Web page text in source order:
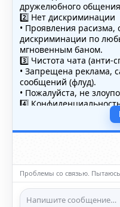
дружелюбного
2️⃣ Нет дискриминации
• Проявления расизма,
дискриминации по
мгновенным баном.
3️⃣ Чистота чата (анти-
• Запрещена реклама,
сообщений (флуд).
• Пожалуйста, не
4️⃣
• Не публикуйте
(телефоны, адреса,
5️⃣ Уместность контента
насилию.
ℹ️ Модераторы и
сообщения и
нарушении правил.
Проблемы со связью. Пытаюсь